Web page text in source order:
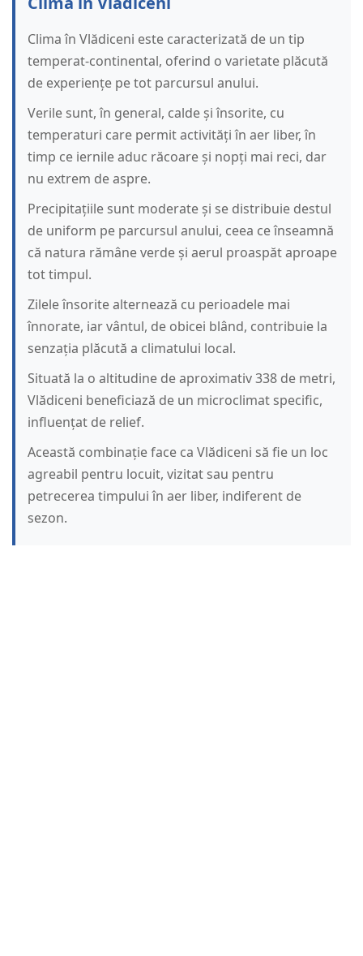
Clima în Vlădiceni este caracterizată de un tip
temperat-continental, oferind o varietate plăcută
de experiențe pe tot parcursul anului.
Verile sunt, în general, calde și însorite, cu
temperaturi care permit activități în aer liber, în
timp ce iernile aduc răcoare și nopți mai reci, dar
nu extrem de aspre.
Precipitațiile sunt moderate și se distribuie destul
de uniform pe parcursul anului, ceea ce înseamnă
că natura rămâne verde și aerul proaspăt aproape
tot timpul.
Zilele însorite alternează cu perioadele mai
înnorate, iar vântul, de obicei blând, contribuie la
senzația plăcută a climatului local.
Situată la o altitudine de aproximativ 338 de metri,
Vlădiceni beneficiază de un microclimat specific,
influențat de relief.
Această combinație face ca Vlădiceni să fie un loc
agreabil pentru locuit, vizitat sau pentru
petrecerea timpului în aer liber, indiferent de
sezon.